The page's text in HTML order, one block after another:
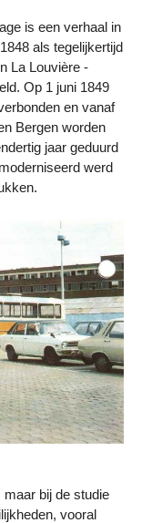
is een verhaal in
als tegelijkertijd
La Louvière -
Op 1 juni 1849
en vanaf
Bergen worden
jaar geduurd
werd
bij de studie
vooral